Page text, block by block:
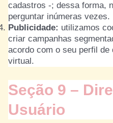
cadastros -; dessa forma,
perguntar inúmeras vezes.
Publicidade: utilizamos
criar campanhas
acordo com o seu perfil
virtual.
Seção 9 –
Usuário